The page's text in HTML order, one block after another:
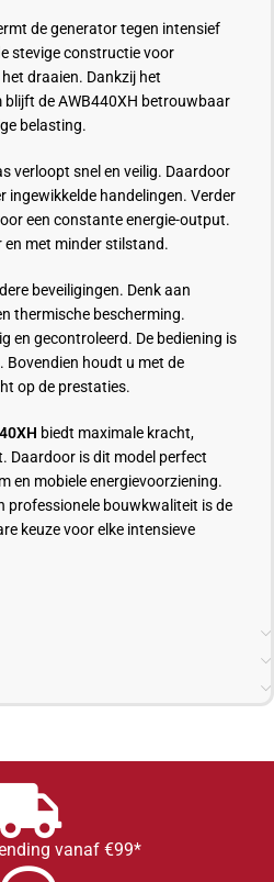
de generator tegen intensief
stevige constructie voor
draaien. Dankzij het
blijft de AWB440XH betrouwbaar
belasting.
verloopt snel en veilig. Daardoor
ingewikkelde handelingen. Verder
een constante energie-output.
met minder stilstand.
beveiligingen. Denk aan
thermische bescherming.
en gecontroleerd. De bediening is
Bovendien houdt u met de
op de prestaties.
biedt maximale kracht,
Daardoor is dit model perfect
en mobiele energievoorziening.
professionele bouwkwaliteit is de
keuze voor elke intensieve
vanaf €99*